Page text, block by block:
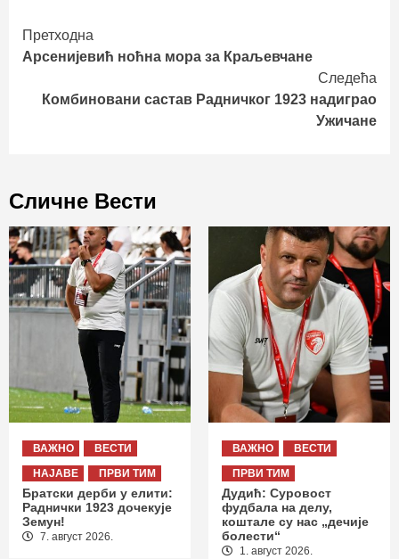
Continue
Reading
Претходна
Арсенијевић ноћна мора за Краљевчане
Следећа
Комбиновани састав Радничког 1923 надиграо
Ужичане
Сличне Вести
ВАЖНО
ВЕСТИ
НАЈАВЕ
ПРВИ ТИМ
Братски дерби у елити:
Раднички 1923 дочекује
Земун!
7. август 2026.
ВАЖНО
ВЕСТИ
ПРВИ ТИМ
Дудић: Суровост
фудбала на делу,
коштале су нас „дечије
болести“
1. август 2026.